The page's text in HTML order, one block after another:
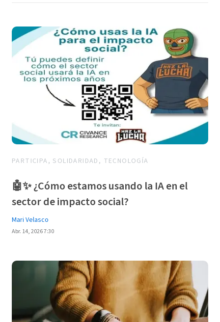
PARTICIPA, SOLIDARIDAD, TECNOLOGÍA
🤖✨ ¿Cómo estamos usando la IA en el
sector de impacto social?
Mari Velasco
Abr. 14, 2026 7:30